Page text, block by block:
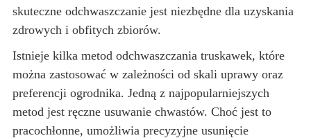
skuteczne odchwaszczanie jest niezbędne dla uzyskania
zdrowych i obfitych zbiorów.
Istnieje kilka metod odchwaszczania truskawek, które
można zastosować w zależności od skali uprawy oraz
preferencji ogrodnika. Jedną z najpopularniejszych
metod jest ręczne usuwanie chwastów. Choć jest to
pracochłonne, umożliwia precyzyjne usunięcie